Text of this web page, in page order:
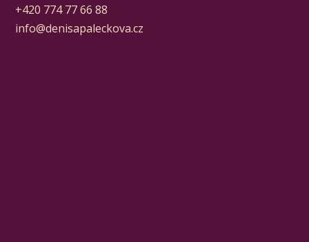
+420 774 77 66 88
info@denisapaleckova.cz